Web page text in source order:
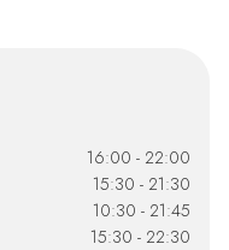
16:00 - 22:00
15:30 - 21:30
10:30 - 21:45
15:30 - 22:30